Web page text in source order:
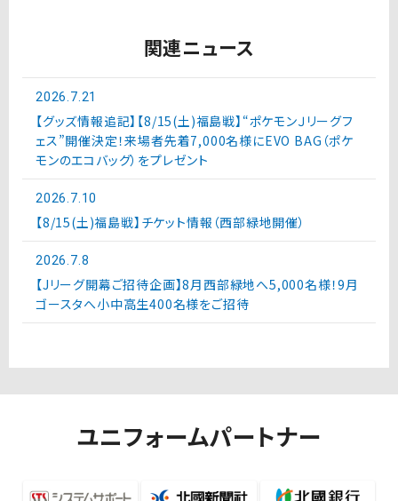
関連ニュース
2026.7.21
【グッズ情報追記】【8/15(土)福島戦】“ポケモンＪリーグフ
ェス”開催決定！来場者先着7,000名様にEVO BAG（ポケ
モンのエコバッグ）をプレゼント
2026.7.10
【8/15(土)福島戦】チケット情報（西部緑地開催）
2026.7.8
【Jリーグ開幕ご招待企画】8月西部緑地へ5,000名様！9月
ゴースタへ小中高生400名様をご招待
ユニフォームパートナー